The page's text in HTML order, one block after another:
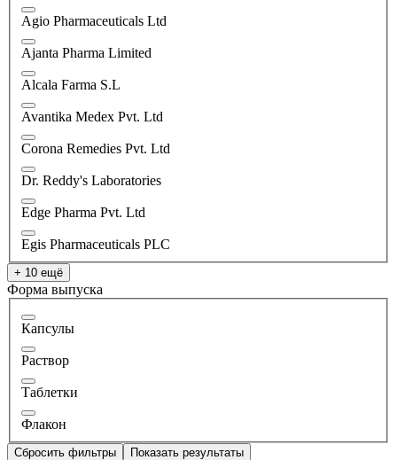
Agio Pharmaceuticals Ltd
Ajanta Pharma Limited
Alcala Farma S.L
Avantika Medex Pvt. Ltd
Corona Remedies Pvt. Ltd
Dr. Reddy's Laboratories
Edge Pharma Pvt. Ltd
Egis Pharmaceuticals PLC
+ 10 ещё
Форма выпуска
Капсулы
Раствор
Таблетки
Флакон
Сбросить фильтры Показать результаты